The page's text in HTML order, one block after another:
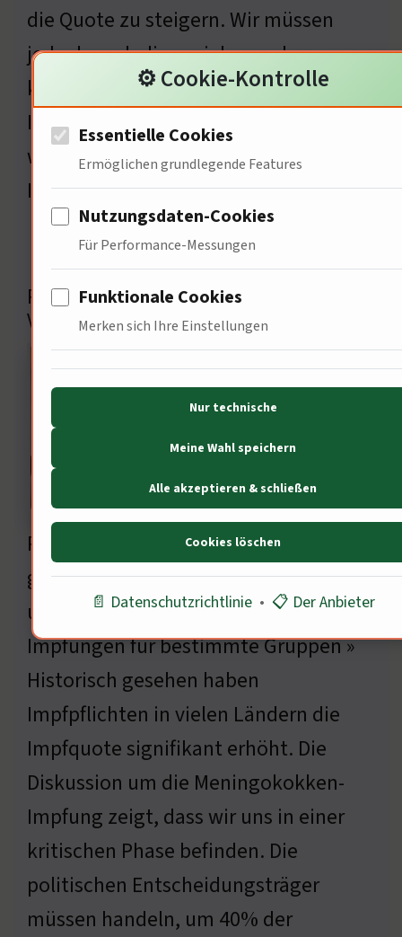
die Quote zu steigern. Wir müssen
jedoch auch die sozialen und
kulturellen Aspekte berücksichtigen.
Ich frage den Politikwissenschaftler,
wie politische Maßnahmen die
Impfquote beeinflussen können.
Politische Maßnahmen zur
Verbesserung der Impfquote
Politische Entscheidungen haben
großen Einfluss. 80% der Bevölkerung
unterstützen verpflichtende
Impfungen für bestimmte Gruppen »
Historisch gesehen haben
Impfpflichten in vielen Ländern die
Impfquote signifikant erhöht. Die
Diskussion um die Meningokokken-
Impfung zeigt, dass wir uns in einer
kritischen Phase befinden. Die
politischen Entscheidungsträger
müssen handeln, um 40% der
⚙️ Cookie-Kontrolle
Essentielle Cookies
Ermöglichen grundlegende Features
Nutzungsdaten-Cookies
Für Performance-Messungen
Funktionale Cookies
Merken sich Ihre Einstellungen
Nur technische
Meine Wahl speichern
Alle akzeptieren & schließen
Cookies löschen
📄 Datenschutzrichtlinie • 📋 Der Anbieter